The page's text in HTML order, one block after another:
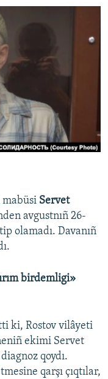
mabüsi Servet
avgustnıñ 26-
olamadı. Davanıñ
birdemligi»
ki, Rostov vilâyeti
ekimi Servet
qoydı.
qarşı çıqtılar,